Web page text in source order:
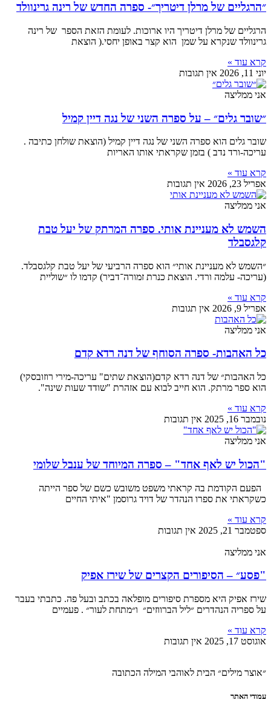
״הרגליים של מרלן דיטריך״- ספרה החדש של רינה גרינוולד
הרגליים של מרלן דיטריך היו ארוכות. לעומת הזאת הספר של רינה
גרינוולד שנקרא על שמן הוא קצר באופן יחסי.( הוצאת
קרא עוד »
יוני 11, 2026
אין תגובות
אני ממליצה
״שובר גלים״ – על ספרה השני של נגה דיין קמיל
שובר גלים הוא ספרה השני של נגה דיין קמיל (הוצאת שולחן כתיבה .
עריכה-ורד נדב ) בזמן שקראתי אותו האריות
קרא עוד »
אפריל 23, 2026
אין תגובות
אני ממליצה
השמש לא מעניינת אותי. ספרה המרתק של יעל טבת
קלגסבלד
״השמש לא מעניינת אותי״ הוא ספרה הרביעי של יעל טבת קלגסבלד.
(עריכה- עלמה ורדי. הוצאת כנרת זמורה־דביר) קדמו לו ״שוליית
קרא עוד »
אפריל 9, 2026
אין תגובות
אני ממליצה
כל האהבות- ספרה הסוחף של דנה רדא קדם
כל האהבות״ של דנה רדא קדם(הוצאת שתים" עריכה-מירי רוזובסקי)
הוא ספר מרתק. הוא חייב לבוא עם אזהרת "שודד שעות שינה".
קרא עוד »
נובמבר 16, 2025
אין תגובות
אני ממליצה
"הכול יש לאף אחד" – ספרה המיוחד של ענבל שלומי
הפעם הקודמת בה קראתי משפט משובש כשם של ספר הייתה
כשקראתי את ספרו הנהדר של דויד גרוסמן "איתי החיים
קרא עוד »
ספטמבר 21, 2025
אין תגובות
אני ממליצה
"פסע״ – הסיפורים הקצרים של שירז אפיק
שירז אפיק היא מספרת סיפורים מופלאה בכתב ובעל פה. כתבתי בעבר
על ספריה הנהדרים ״ליל הברווזים״ ו״מתחת לעור״ . פעמיים
קרא עוד »
אוגוסט 17, 2025
אין תגובות
״אוצר מילים״ הבית לאוהבי המילה הכתובה
עמודי האתר